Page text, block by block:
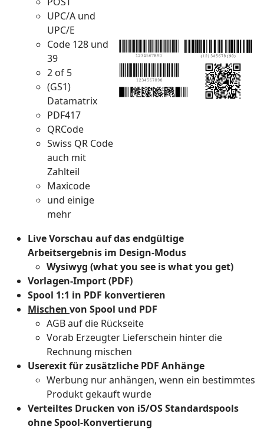
UPC/A und
UPC/E
Code 128 und
39
2 of 5
(GS1)
Datamatrix
PDF417
QRCode
Swiss QR Code
auch mit
Zahlteil
Maxicode
und einige
mehr
Live Vorschau auf das endgültige
Arbeitsergebnis im Design-Modus
Wysiwyg (what you see is what you get)
Vorlagen-Import (PDF)
Spool 1:1 in PDF konvertieren
Mischen von Spool und PDF
AGB auf die Rückseite
Vorab Erzeugter Lieferschein hinter die
Rechnung mischen
Userexit für zusätzliche PDF Anhänge
Werbung nur anhängen, wenn ein bestimmtes
Produkt gekauft wurde
Verteiltes Drucken von i5/OS Standardspools
ohne Spool-Konvertierung